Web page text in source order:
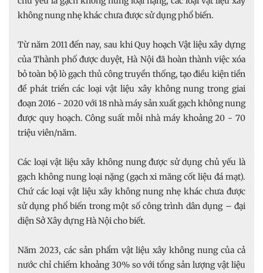
không nung nhẹ khác chưa được sử dụng phổ biến.
Từ năm 2011 đến nay, sau khi Quy hoạch Vật liệu xây dựng
của Thành phố được duyệt, Hà Nội đã hoàn thành việc xóa
bỏ toàn bộ lò gạch thủ công truyền thống, tạo điều kiện tiền
đề phát triển các loại vật liệu xây không nung trong giai
đoạn 2016 - 2020 với 18 nhà máy sản xuất gạch không nung
được quy hoạch. Công suất mỗi nhà máy khoảng 20 - 70
triệu viên/năm.
Các loại vật liệu xây không nung được sử dụng chủ yếu là
gạch không nung loại nặng (gạch xi măng cốt liệu đá mạt).
Chứ các loại vật liệu xây không nung nhẹ khác chưa được
sử dụng phổ biến trong một số công trình dân dụng – đại
diện Sở Xây dựng Hà Nội cho biết.
Năm 2023, các sản phẩm vật liệu xây không nung của cả
nước chỉ chiếm khoảng 30% so với tổng sản lượng vật liệu